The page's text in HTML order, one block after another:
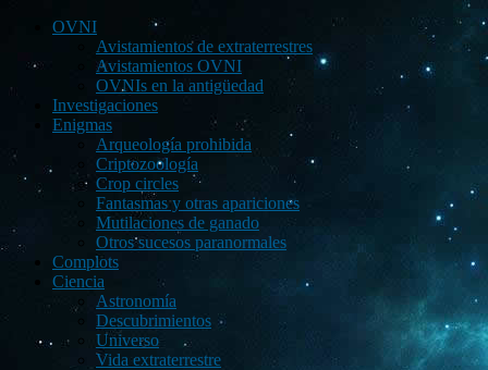
OVNI
Avistamientos de extraterrestres
Avistamientos OVNI
OVNIs en la antigüedad
Investigaciones
Enigmas
Arqueología prohibida
Criptozoología
Crop circles
Fantasmas y otras apariciones
Mutilaciones de ganado
Otros sucesos paranormales
Complots
Ciencia
Astronomía
Descubrimientos
Universo
Vida extraterrestre